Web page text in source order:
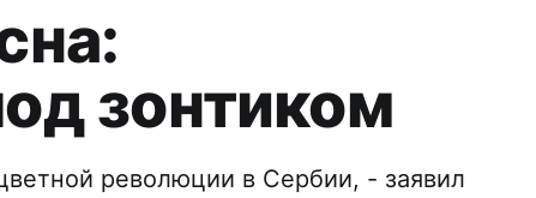
зонтиком
революции в Сербии, - заявил